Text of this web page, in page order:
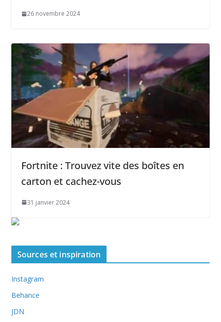
26 novembre 2024
Fortnite : Trouvez vite des boîtes en
carton et cachez-vous
31 janvier 2024
Sources et inspiration
Instagram
Behance
JDN